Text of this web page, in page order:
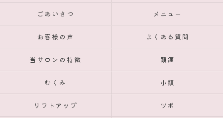
ごあいさつ メニュー
お客様の声 よくある質問
当サロンの特徴 頭痛
むくみ 小顔
リフトアップ ツボ